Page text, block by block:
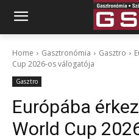
Home Gasztronómia Gasztro
Cup 2026-os válogatója
Gasztro
Európába
World Cup